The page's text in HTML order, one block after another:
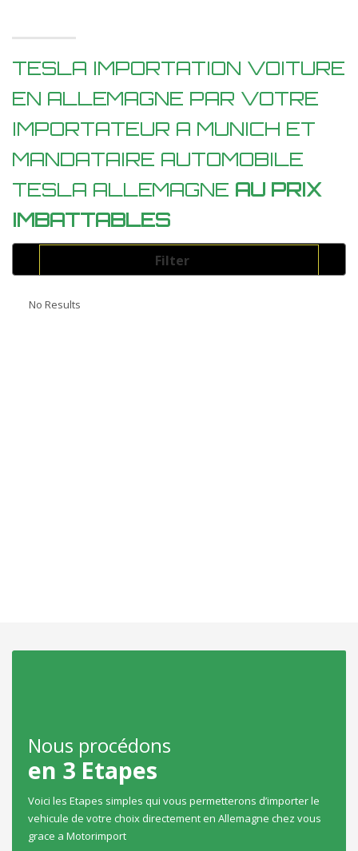
TESLA IMPORTATION VOITURE
EN ALLEMAGNE PAR VOTRE
IMPORTATEUR A MUNICH ET
MANDATAIRE AUTOMOBILE
TESLA ALLEMAGNE AU PRIX
IMBATTABLES
Filter
Energie
4X4
Berline
Coupé
Cabriolet
No Results
Nous procédons
en 3 Etapes
Voici les Etapes simples qui vous permetterons d’importer le
vehicule de votre choix directement en Allemagne chez vous
grace a Motorimport